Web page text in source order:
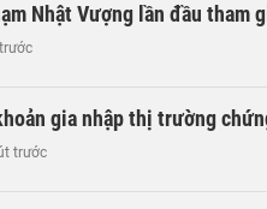
Nhật Vượng lần đầu tham
gia nhập thị trường
trước